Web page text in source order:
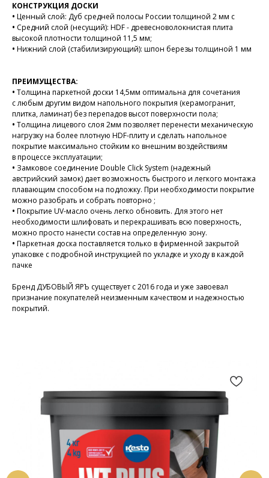
КОНСТРУКЦИЯ ДОСКИ
• Ценный слой: Дуб средней полосы России толщиной 2 мм с
• Средний слой (несущий): HDF - древесноволокнистая плита
высокой плотности толщиной 11,5 мм;
• Нижний слой (стабилизирующий): шпон березы толщиной 1 мм
ПРЕИМУЩЕСТВА:
• Толщина паркетной доски 14,5мм оптимальна для сочетания
с любым другим видом напольного покрытия (керамогранит,
плитка, ламинат) без перепадов высот поверхности пола;
• Толщина лицевого слоя 2мм позволяет перенести механическую
нагрузку на более плотную HDF-плиту и сделать напольное
покрытие максимально стойким ко внешним воздействиям
в процессе эксплуатации;
• Замковое соединение Double Click System (надежный
австрийский замок) дает возможность быстрого и легкого монтажа
плавающим способом на подложку. При необходимости покрытие
можно разобрать и собрать повторно ;
• Покрытие UV-масло очень легко обновить. Для этого нет
необходимости шлифовать и перекрашивать всю поверхность,
можно просто нанести состав на определенную зону.
• Паркетная доска поставляется только в фирменной закрытой
упаковке с подробной инструкцией по укладке и уходу в каждой
пачке
Бренд ДУБОВЫЙ ЯРЪ существует с 2016 года и уже завоевал
признание покупателей неизменным качеством и надежностью
покрытий.